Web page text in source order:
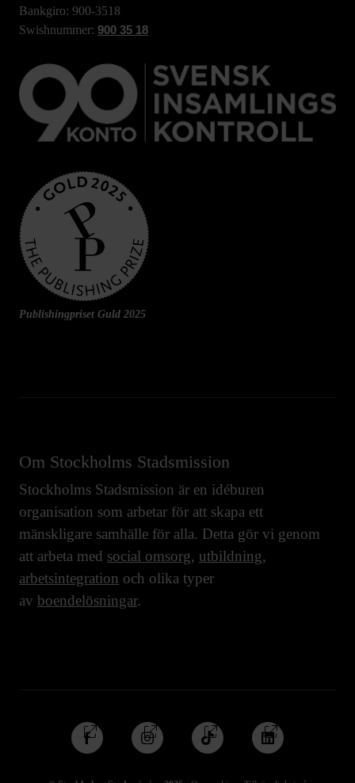
Bankgiro: 900-3518
Swishnummer: 900 35 18
Publishingpriset Guld 2025
Om Stockholms Stadsmission
Stockholms Stadsmission är en idéburen
organisation som arbetar för att skapa ett
mänskligare samhälle för alla. Detta gör vi genom
att arbeta med social omsorg, utbildning,
arbetsintegration och olika typer
av boendelösningar.
Följ
oss
Följ
oss
Följ
oss
Följ
oss